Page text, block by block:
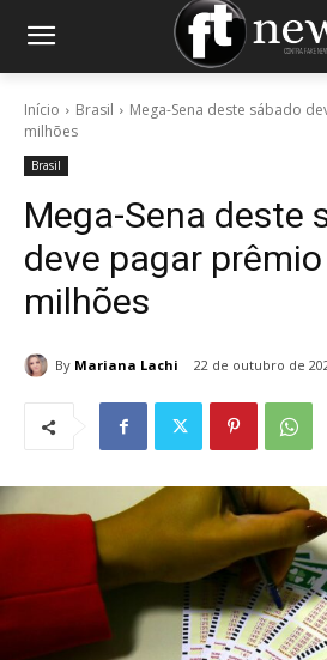
Início Brasil
Mega-Sena deste sábado
milhões
Brasil
Mega-Sena deste
deve pagar
milhões
By Mariana Lachi 22 de outubro de